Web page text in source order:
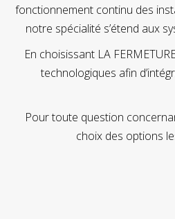
fonctionnement continu des
notre spécialité s’étend aux
En choisissant LA
technologiques afin
Pour toute question
choix des options